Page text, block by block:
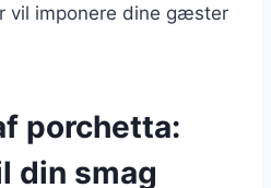
vil imponere dine gæster
porchetta:
din smag